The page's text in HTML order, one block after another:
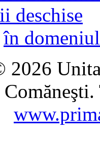
în